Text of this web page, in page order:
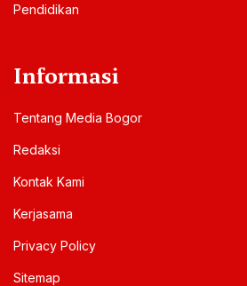
Pendidikan
Informasi
Tentang Media Bogor
Redaksi
Kontak Kami
Kerjasama
Privacy Policy
Sitemap